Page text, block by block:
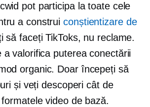
pot participa la toate cele
a construiconștientizare de
să faceți TikToks, nu reclame.
a valorifica puterea conectării
organic. Doar începeți să
și veți descoperi cât de
video de bază.